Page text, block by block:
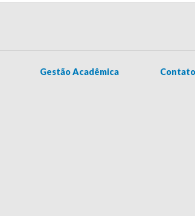
Gestão Acadêmica Contato